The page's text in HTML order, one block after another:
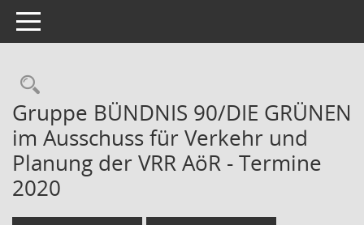
Toggle navigation
Rechercheauswahl
Gruppe BÜNDNIS 90/DIE GRÜNEN
im Ausschuss für Verkehr und
Planung der VRR AöR - Termine
2020